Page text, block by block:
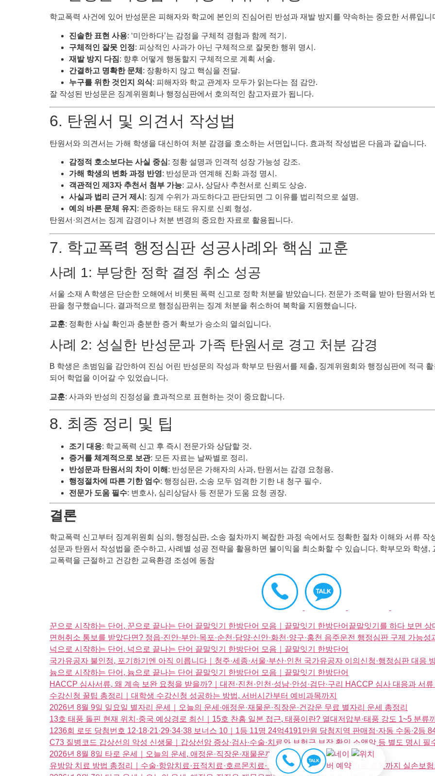
학교폭력 사건에 있어 반성문은 피해자와 학교에 본인의 진심어린 반성과 재발 방지를 약속하는 중요한 서류입
진솔한 표현 사용: ‘미안하다’는 감정을 구체적 경험과 함께 적기.
구체적인 잘못 인정: 피상적인 사과가 아닌 구체적으로 잘못한 행위 명시.
재발 방지 다짐: 향후 어떻게 행동할지 구체적으로 계획 서술.
간결하고 명확한 문체 : 장황하지 않고 핵심을 전달.
누구를 위한 것인지 의식: 피해자와 학교 관계자 모두가 읽는다는 점 감안.
잘 작성된 반성문은 징계위원회나 행정심판에서 호의적인 참고자료가 됩니다.
6. 탄원서 및 의견서 작성법
탄원서와 의견서는 가해 학생을 대신하여 처분 감경을 호소하는 서면입니다. 효과적 작성법은 다음과 같습니다.
감정적 호소보다는 사실 중심: 정황 설명과 인격적 성장 가능성 강조.
가해 학생의 변화 과정 반영: 반성문과 연계해 진화 과정 명시.
객관적인 제3자 추천서 첨부 가능: 교사, 상담사 추천서로 신뢰도 상승.
사실과 법리 근거 제시 : 징계 수위가 과도하다고 판단되면 그 이유를 법리적으로 설명.
예의 바른 문체 유지 : 존중하는 태도 유지로 신뢰 형성.
탄원서·의견서는 징계 감경이나 처분 변경의 중요한 자료로 활용됩니다.
7. 학교폭력 행정심판 성공사례와 핵심 교훈
사례 1: 부당한 정학 결정 취소 성공
서울 소재 A 학생은 단순한 오해에서 비롯된 폭력 신고로 정학 처분을 받았습니다. 전문가 조력을 받아 탄원서와
판을 청구했습니다. 결과적으로 행정심판위는 징계 처분을 취소하여 복학을 지원했습니다.
교훈: 정확한 사실 확인과 충분한 증거 확보가 승소의 열쇠입니다.
사례 2: 성실한 반성문과 가족 탄원서로 경고 처분 감경
B 학생은 초범임을 감안하여 진심 어린 반성문의 작성과 학부모 탄원서를 제출, 징계위원회와 행정심판에 적극
되어 학업을 이어갈 수 있었습니다.
교훈: 사과와 반성의 진정성을 효과적으로 표현하는 것이 중요합니다.
8. 최종 정리 및 팁
조기 대응: 학교폭력 신고 후 즉시 전문가와 상담할 것.
증거를 체계적으로 보관: 모든 자료는 날짜별로 정리.
반성문과 탄원서의 차이 이해 : 반성문은 가해자의 사과, 탄원서는 감경 요청용.
행정절차에 따른 기한 엄수: 행정심판, 소송 모두 엄격한 기한 내 청구 필수.
전문가 도움 필수: 변호사, 심리상담사 등 전문가 도움 요청 권장.
결론
학교폭력 신고부터 징계위원회 심의, 행정심판, 소송 절차까지 복잡한 과정 속에서도 정확한 절차 이해와 서류
성문과 탄원서 작성법을 준수하고, 사례별 성공 전략을 활용하면 불이익을 최소화할 수 있습니다. 학부모와 학생
교폭력을 근절하고 건강한 교육환경 조성에 동참
꾼으로 시작하는 단어, 꾼으로 끝나는 단어 끝말잇기 한방단어 모음｜끝말잇기 한방단어끝말잇기를 하다 보면
면허취소 통보를 받았다면? 정읍·진안·부안·목포·순천·담양·신안·화천·양구·홍천 음주운전 행정심판 구제 가능
넉으로 시작하는 단어, 넉으로 끝나는 단어 끝말잇기 한방단어 모음｜끝말잇기 한방단어
국가유공자 불인정, 포기하기엔 아직 이릅니다｜청주·세종·서울·부산·인천 국가유공자 이의신청·행정심판 대응
늄으로 시작하는 단어, 늄으로 끝나는 단어 끝말잇기 한방단어 모음｜끝말잇기 한방단어
HACCP 심사서류, 왜 계속 보완 요청을 받을까?｜대전·진천·인천·성남·안성·검단·구리 HACCP 심사 대응과 서
수강신청 꿀팁 총정리｜대학생 수강신청 성공하는 방법, 서버시간부터 예비과목까지
2026년 8월 9일 일요일 별자리 운세｜오늘의 운세·애정운·재물운·직장운·건강운 무료 별자리 운세 총정리
13호 태풍 돌핀 현재 위치·중국 예상경로 최신｜15호 찬홈 일본 접근, 태풍이란? 열대저압부·태풍 강도 1~5 분류
1236회 로또 당첨번호 12·18·21·29·34·38 보너스 10｜1등 11명 24억4191만원 당첨지역 판매점·자동 수동·2등
C73 질병코드 갑상선의 악성 신생물｜갑상선암 증상·검사·수술·치료와 보험금 보장 확인 소액암 등 별도 명시
2026년 8월 8일 타로 운세｜오늘의 운세, 애정운·직장운·재물운까지 타로카드 3장으로 살펴보기
유방암 치료 방법 총정리｜수술·항암치료·표적치료·호르몬치료·방사선치료와 대표 약물, 치료 과정까지 실손보